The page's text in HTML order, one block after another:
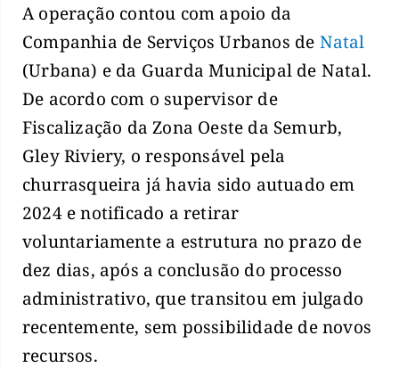
A operação contou com apoio da
Companhia de Serviços Urbanos de Natal
(Urbana) e da Guarda Municipal de Natal.
De acordo com o supervisor de
Fiscalização da Zona Oeste da Semurb,
Gley Riviery, o responsável pela
churrasqueira já havia sido autuado em
2024 e notificado a retirar
voluntariamente a estrutura no prazo de
dez dias, após a conclusão do processo
administrativo, que transitou em julgado
recentemente, sem possibilidade de novos
recursos.